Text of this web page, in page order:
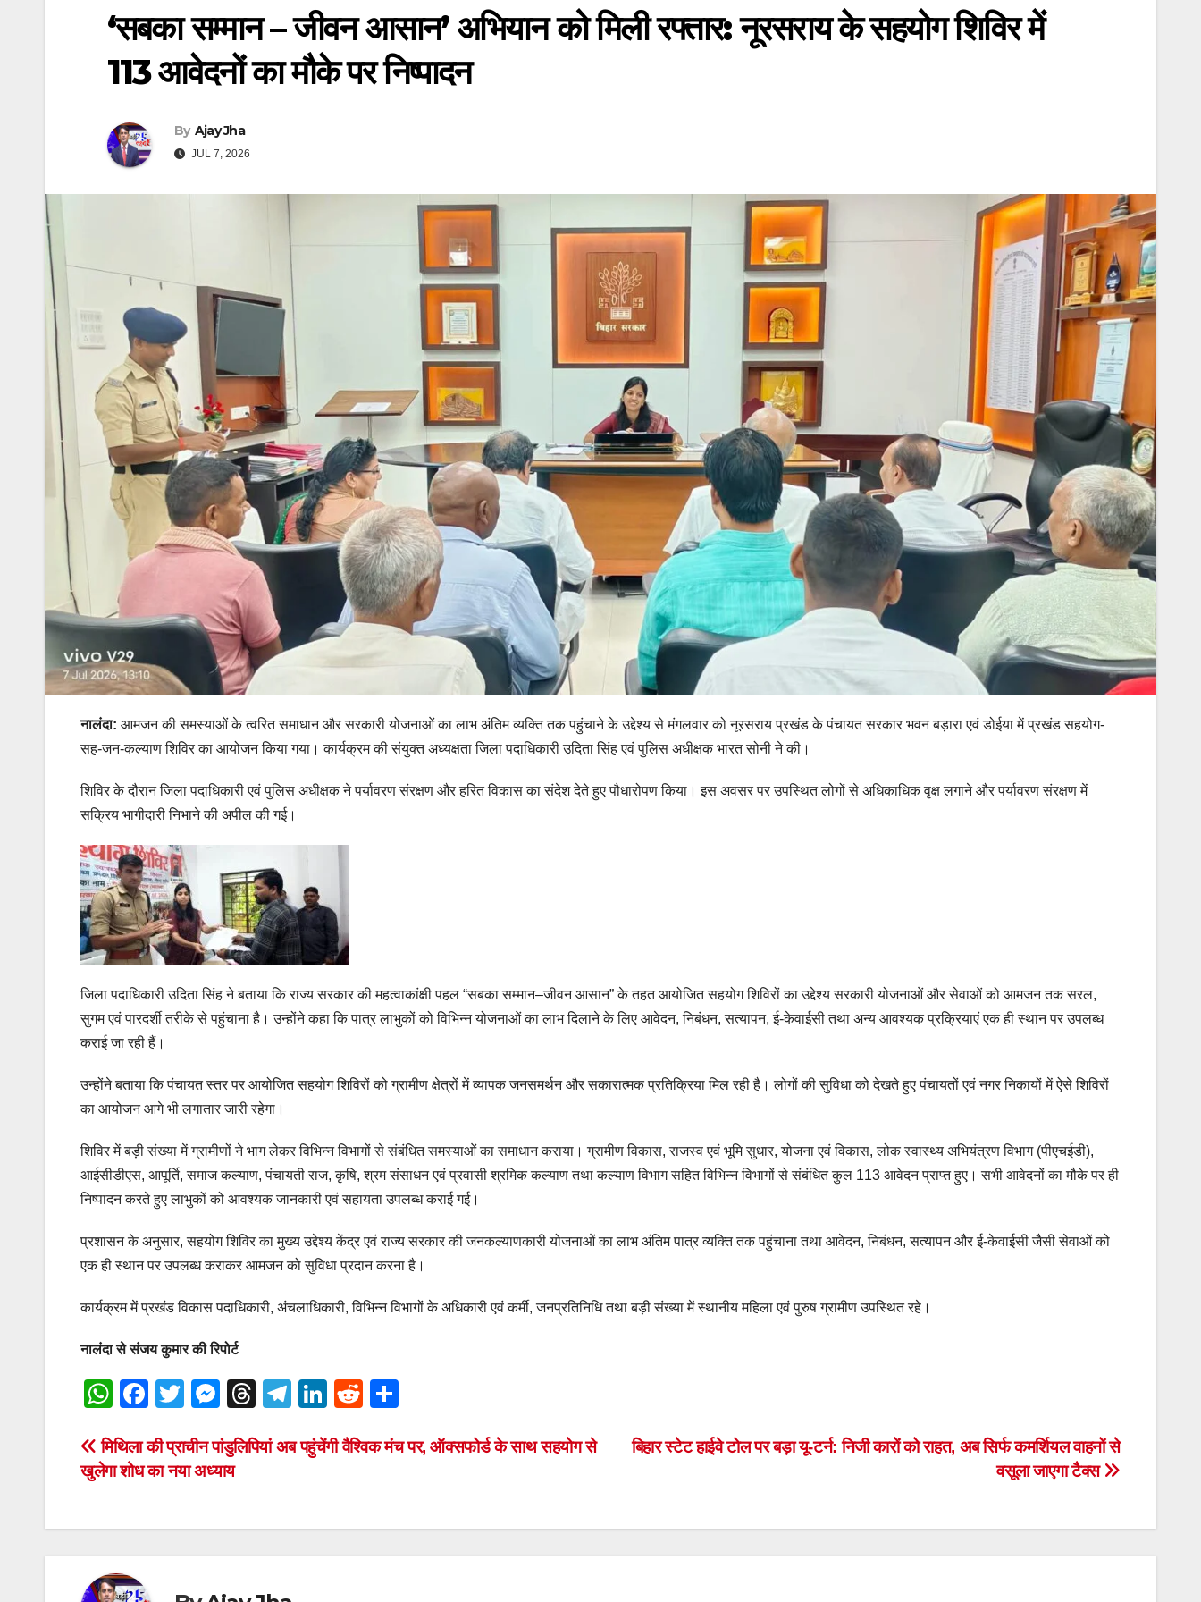
‘सबका सम्मान – जीवन आसान’ अभियान को मिली रफ्तार: नूरसराय के सहयोग शिविर में
113 आवेदनों का मौके पर निष्पादन
By Ajay Jha
JUL 7, 2026
नालंदा: आमजन की समस्याओं के त्वरित समाधान और सरकारी योजनाओं का लाभ अंतिम व्यक्ति तक पहुंचाने के उद्देश्य से मंगलवार को नूरसराय प्रखंड के पंचायत सरकार भवन बड़ारा एवं डोईया में प्रखंड सहयोग-
सह-जन-कल्याण शिविर का आयोजन किया गया। कार्यक्रम की संयुक्त अध्यक्षता जिला पदाधिकारी उदिता सिंह एवं पुलिस अधीक्षक भारत सोनी ने की।
शिविर के दौरान जिला पदाधिकारी एवं पुलिस अधीक्षक ने पर्यावरण संरक्षण और हरित विकास का संदेश देते हुए पौधारोपण किया। इस अवसर पर उपस्थित लोगों से अधिकाधिक वृक्ष लगाने और पर्यावरण संरक्षण में
सक्रिय भागीदारी निभाने की अपील की गई।
जिला पदाधिकारी उदिता सिंह ने बताया कि राज्य सरकार की महत्वाकांक्षी पहल “सबका सम्मान–जीवन आसान” के तहत आयोजित सहयोग शिविरों का उद्देश्य सरकारी योजनाओं और सेवाओं को आमजन तक सरल,
सुगम एवं पारदर्शी तरीके से पहुंचाना है। उन्होंने कहा कि पात्र लाभुकों को विभिन्न योजनाओं का लाभ दिलाने के लिए आवेदन, निबंधन, सत्यापन, ई-केवाईसी तथा अन्य आवश्यक प्रक्रियाएं एक ही स्थान पर उपलब्ध
कराई जा रही हैं।
उन्होंने बताया कि पंचायत स्तर पर आयोजित सहयोग शिविरों को ग्रामीण क्षेत्रों में व्यापक जनसमर्थन और सकारात्मक प्रतिक्रिया मिल रही है। लोगों की सुविधा को देखते हुए पंचायतों एवं नगर निकायों में ऐसे शिविरों
का आयोजन आगे भी लगातार जारी रहेगा।
शिविर में बड़ी संख्या में ग्रामीणों ने भाग लेकर विभिन्न विभागों से संबंधित समस्याओं का समाधान कराया। ग्रामीण विकास, राजस्व एवं भूमि सुधार, योजना एवं विकास, लोक स्वास्थ्य अभियंत्रण विभाग (पीएचईडी),
आईसीडीएस, आपूर्ति, समाज कल्याण, पंचायती राज, कृषि, श्रम संसाधन एवं प्रवासी श्रमिक कल्याण तथा कल्याण विभाग सहित विभिन्न विभागों से संबंधित कुल 113 आवेदन प्राप्त हुए। सभी आवेदनों का मौके पर ही
निष्पादन करते हुए लाभुकों को आवश्यक जानकारी एवं सहायता उपलब्ध कराई गई।
प्रशासन के अनुसार, सहयोग शिविर का मुख्य उद्देश्य केंद्र एवं राज्य सरकार की जनकल्याणकारी योजनाओं का लाभ अंतिम पात्र व्यक्ति तक पहुंचाना तथा आवेदन, निबंधन, सत्यापन और ई-केवाईसी जैसी सेवाओं को
एक ही स्थान पर उपलब्ध कराकर आमजन को सुविधा प्रदान करना है।
कार्यक्रम में प्रखंड विकास पदाधिकारी, अंचलाधिकारी, विभिन्न विभागों के अधिकारी एवं कर्मी, जनप्रतिनिधि तथा बड़ी संख्या में स्थानीय महिला एवं पुरुष ग्रामीण उपस्थित रहे।
नालंदा से संजय कुमार की रिपोर्ट
W
at
s
p
p
F
c
e
o
k
T
tt
er
M
ss
e
g
T
e
s
T
e
m
Li
k
n
R
d
ar
Post
navigation
बिहार स्टेट हाईवे टोल पर बड़ा यू-टर्न: निजी कारों को राहत, अब सिर्फ कमर्शियल वाहनों से
वसूला जाएगा टैक्स
मिथिला की प्राचीन पांडुलिपियां अब पहुंचेंगी वैश्विक मंच पर, ऑक्सफोर्ड के साथ सहयोग से
खुलेगा शोध का नया अध्याय